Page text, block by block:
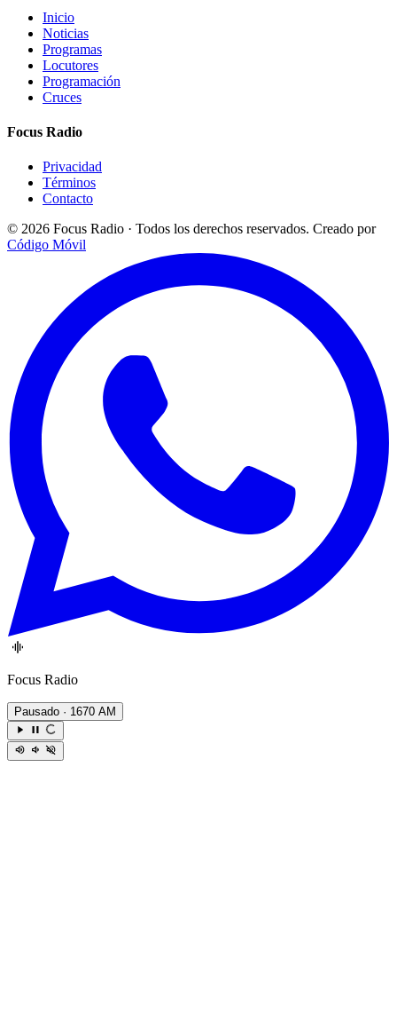
Inicio
Noticias
Programas
Locutores
Programación
Cruces
Focus Radio
Privacidad
Términos
Contacto
© 2026 Focus Radio · Todos los derechos reservados. Creado por
Código Móvil
Focus Radio
Pausado · 1670 AM